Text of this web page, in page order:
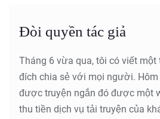
Đòi quyền tác giả
Tháng 6 vừa qua, tôi có viết
đích chia sẻ với mọi người.
được truyện ngắn đó được một
thu tiền dịch vụ tải truyện của